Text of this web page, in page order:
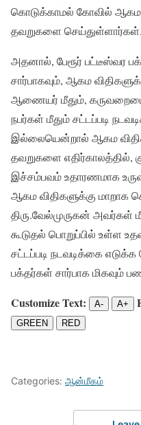
கொடுக்காமல் கோவில் ஆகம
தவறுகளை செய்துள்ளார்கள்.
அதனால், பேரூர் பட்டீஸ்வர
சார்பாகவும், ஆகம
ஆணையர் மீதும், கருவறையை
நபர்கள் மீதும் சட்டப்படி
இல்லையென்றால் ஆகம
தவறுகளை எதிர்காலத்தில்,
இச்சம்பவம் உதாரணமாக
ஆகம விதிகளுக்கு மாறாக
திரு.வேல்முருகன் அவர்கள்
கூடுதல் பொறுப்பில் உள்ள
சட்டப்படி நடவடிக்கை
பக்தர்கள் சார்பாக மிகவும்
Customize Text: A- A+
GREEN
RED
Categories: ஆன்மீகம்